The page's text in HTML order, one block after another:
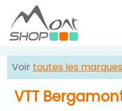
Voir toutes les
VTT